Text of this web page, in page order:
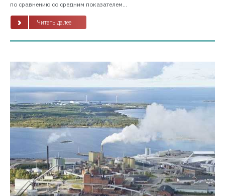
по сравнению со средним показателем...
Читать далее